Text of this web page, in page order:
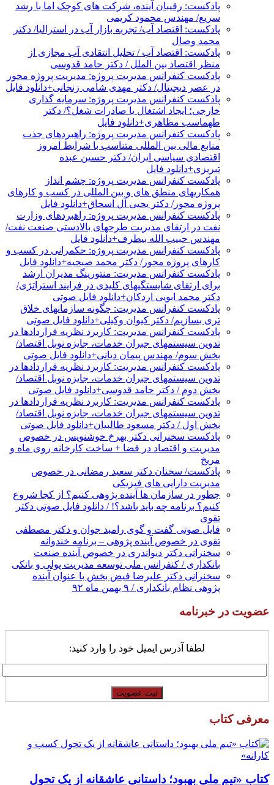
پادکست: رقیبان آینده، شرکت های کوچک اما با رشد
سریع/ مهندس محمود کریمی
پادکست: اقتصاد آب/ تجربه بازار آب در استرالیا/ دکتر
محمد وصال
پادکست: اقتصاد آب / تحلیل انتقادی آب مجازی از
منظر اقتصاد بین الملل / دکتر حامد قدوسی
پادکست کنفرانس مدیریت پروژه: مدیریت پروژه محور
در عصر دیجیتال/ دکتر مهدی شامی زنجانی+دانلود فایل
پادکست کنفرانس مدیریت پروژه: سرمایه گذاری
خارجی؛ ایجاد اشتغال یا صادرات شغل؟/ دکتر
طهماسب مظاهری+دانلود فایل
پادکست کنفرانس مدیریت پروژه: راهبردهای جذب
منابع مالی بین المللی متناسب با شرایط امروز
اقتصادی سیاسی ایران/ دکتر حسین عبده
تبریزی+دانلود فایل
پادکست کنفرانس مدیریت پروژه: چشم انداز
همکاریهای منطق های و بین المللی در کسب و کارهای
پروژه محور/ دکتر یحیی آل اسحاق+دانلود فایل
پادکست کنفرانس مدیریت پروژه: راهبردهای وزارت
نفت در ارتقای مدیریت طرحهای بالادستی صنعت نفت/
مهندس حبیب الله بیطرف+دانلود فایل
پادکست کنفرانس مدیریت پروژه: حکمرانی در کسب و
کارهای پروژه محور/ دکتر محمد صبحیه+دانلود فایل
پادکست کنفرانس مدیریت: منتورینگ مدیران ارشد
برای ارتقای شایستگیهای کلیدی در فرایند استراتژی/
دکتر محمد ابویی اردکان+دانلود فایل صوتی
پادکست کنفرانس مدیریت: چگونه سازمانهای خلاق
تری بسازیم/ دکتر کیوان وکیلی+دانلود فایل صوتی
پادکست کنفرانس مدیریت: کاربرد نظریه قراردادها در
تدوین سیستمهای جبران خدمات، جایزه نوبل اقتصاد/
بخش سوم/ مهندس پیمان دیانی+دانلود فایل صوتی
پادکست کنفرانس مدیریت: کاربرد نظریه قراردادها در
تدوین سیستمهای جبران خدمات، جایزه نوبل اقتصاد/
بخش دوم / دکتر حامد قدوسی+دانلود فایل صوتی
پادکست کنفرانس مدیریت: کاربرد نظریه قراردادها در
تدوین سیستمهای جبران خدمات، جایزه نوبل اقتصاد/
بخش اول / دکتر مسعود طالبیان+دانلود فایل صوتی
پادکست سخنرانی دکتر بهرخ خوشنویس در خصوص
مدیریت و اقتصاد در فضا + ساخت کارخانه روی ماه و
مریخ
پادکست/ سخنان دکتر سعید رمضانی در خصوص
مدیریت دارایی های فیزیکی
چطور در سازمان ها آینده پژوهی کنیم؟ از کجا شروع
کنیم؟ برنامه چه باید باشد؟! / دانلود فایل صوتی دکتر
تقوی
فایل صوتی گفت و گوی رامبد جوان و دکتر مصطفی
تقوی در خصوص آینده پژوهی – برنامه خندوانه
سخنرانی دکتر دیواندری در خصوص آینده صنعت
بانکداری / کنفرانس ملی توسعه مدیریت پولی و بانکی
سخنرانی دکتر علیرضا فیض بخش با عنوان آینده
پژوهی نظام بانکداری / ۹ بهمن ماه ۹۲
عضویت در خبرنامه
لطفا آدرس ایمیل خود را وارد کنید:
معرفی کتاب
کتاب «تیم ملی بهبود؛ داستانی عاشقانه از یک تحول